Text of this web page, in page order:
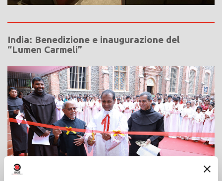
India: Benedizione e inaugurazione del
“Lumen Carmeli”